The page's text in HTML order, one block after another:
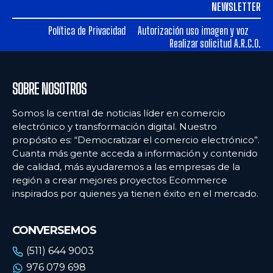
Ecommercenews
BOLIVIA
CHILE
COLOMBIA
ECUADOR
MÉXICO
URUGUAY
VENEZUELA
Ecommercenews
BOLIVIA
CHILE
COLOMBIA
ECUADOR
MÉXICO
URUGUAY
VENEZUELA
NEWSLETTER
Política de Privacidad
Autorización uso imagen y voz
Realizar solicitud A.R.C.O.
SOBRE NOSOTROS
Somos la central de noticias líder en comercio
electrónico y transformación digital. Nuestro
propósito es: “Democratizar el comercio electrónico”.
Cuanta más gente acceda a información y contenido
de calidad, más ayudaremos a las empresas de la
región a crear mejores proyectos Ecommerce
inspirados por quienes ya tienen éxito en el mercado.
CONVERSEMOS
(511) 644 9003
976 079 698